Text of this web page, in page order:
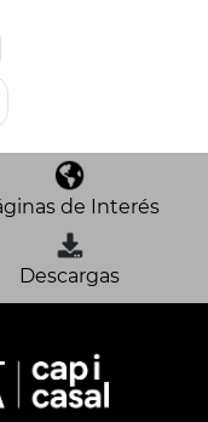
de Interés
Descargas